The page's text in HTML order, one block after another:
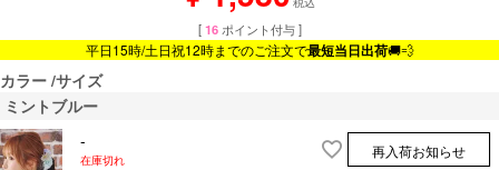
[ 16 ポイント付与 ]
平日15時/土日祝12時までのご注文で最短当日出荷🚚💨
カラー サイズ
ミントブルー
-
在庫切れ
再入荷お知らせ